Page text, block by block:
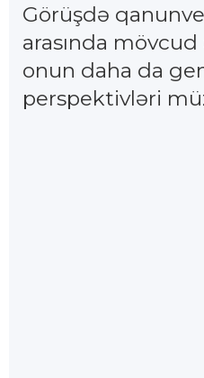
Görüşdə
arasında
onun daha da
perspektivləri